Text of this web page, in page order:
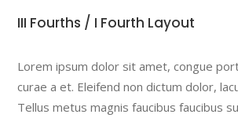
III Fourths / I Fourth Layout
Lorem ipsum dolor sit amet, congue
curae a et. Eleifend non dictum dolor,
Tellus metus magnis faucibus faucibus